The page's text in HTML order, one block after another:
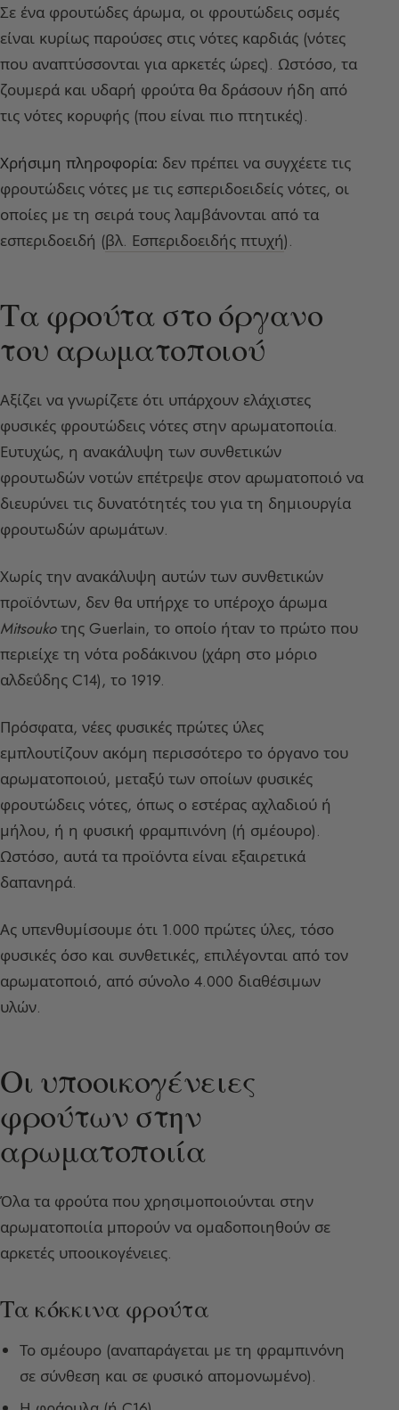
Σε ένα φρουτώδες άρωμα, οι φρουτώδεις οσμές
είναι κυρίως παρούσες στις νότες καρδιάς (νότες
που αναπτύσσονται για αρκετές ώρες). Ωστόσο, τα
ζουμερά και υδαρή φρούτα θα δράσουν ήδη από
τις νότες κορυφής (που είναι πιο πτητικές).
Χρήσιμη πληροφορία: δεν πρέπει να συγχέετε τις
φρουτώδεις νότες με τις εσπεριδοειδείς νότες, οι
οποίες με τη σειρά τους λαμβάνονται από τα
εσπεριδοειδή (βλ. Εσπεριδοειδής πτυχή).
Τα φρούτα στο όργανο
του αρωματοποιού
Αξίζει να γνωρίζετε ότι υπάρχουν ελάχιστες
φυσικές φρουτώδεις νότες στην αρωματοποιία.
Ευτυχώς, η ανακάλυψη των συνθετικών
φρουτωδών νοτών επέτρεψε στον αρωματοποιό να
διευρύνει τις δυνατότητές του για τη δημιουργία
φρουτωδών αρωμάτων.
Χωρίς την ανακάλυψη αυτών των συνθετικών
προϊόντων, δεν θα υπήρχε το υπέροχο άρωμα
Mitsoukoτης Guerlain, το οποίο ήταν το πρώτο που
περιείχε τη νότα ροδάκινου (χάρη στο μόριο
αλδεΰδης C14), το 1919.
Πρόσφατα, νέες φυσικές πρώτες ύλες
εμπλουτίζουν ακόμη περισσότερο το όργανο του
αρωματοποιού, μεταξύ των οποίων φυσικές
φρουτώδεις νότες, όπως ο εστέρας αχλαδιού ή
μήλου, ή η φυσική φραμπινόνη (ή σμέουρο).
Ωστόσο, αυτά τα προϊόντα είναι εξαιρετικά
δαπανηρά.
Ας υπενθυμίσουμε ότι 1.000 πρώτες ύλες, τόσο
φυσικές όσο και συνθετικές, επιλέγονται από τον
αρωματοποιό, από σύνολο 4.000 διαθέσιμων
υλών.
Οι υποοικογένειες
φρούτων στην
αρωματοποιία
Όλα τα φρούτα που χρησιμοποιούνται στην
αρωματοποιία μπορούν να ομαδοποιηθούν σε
αρκετές υποοικογένειες.
Τα κόκκινα φρούτα
Το σμέουρο (αναπαράγεται με τη φραμπινόνη
σε σύνθεση και σε φυσικό απομονωμένο).